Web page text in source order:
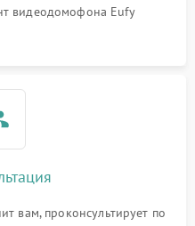
видеодомофона Eufy
вам, проконсультирует по